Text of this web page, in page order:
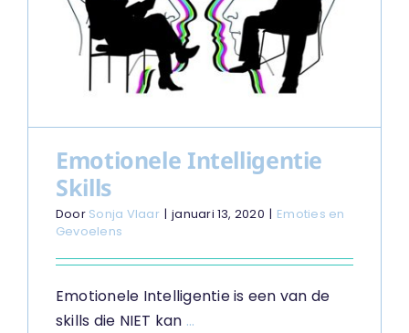
Emotionele Intelligentie
Skills
Door Sonja Vlaar | januari 13, 2020 | Emoties en
Gevoelens
Emotionele Intelligentie is een van de
skills die NIET kan ...